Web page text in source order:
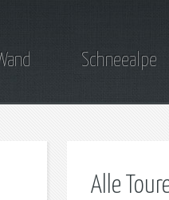
Schneealpe
Alle